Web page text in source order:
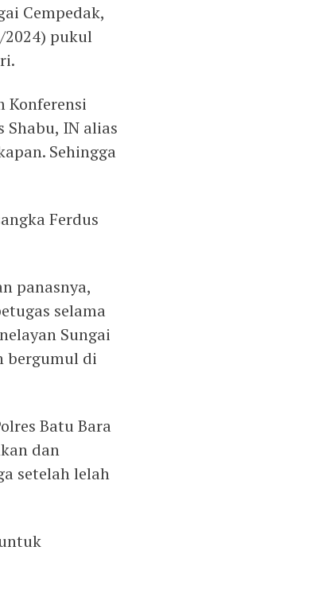
Cempedak,
2024) pukul
Konferensi
Shabu, IN alias
Sehingga
Ferdus
panasnya,
selama
Sungai
bergumul di
Batu Bara
dan
setelah lelah